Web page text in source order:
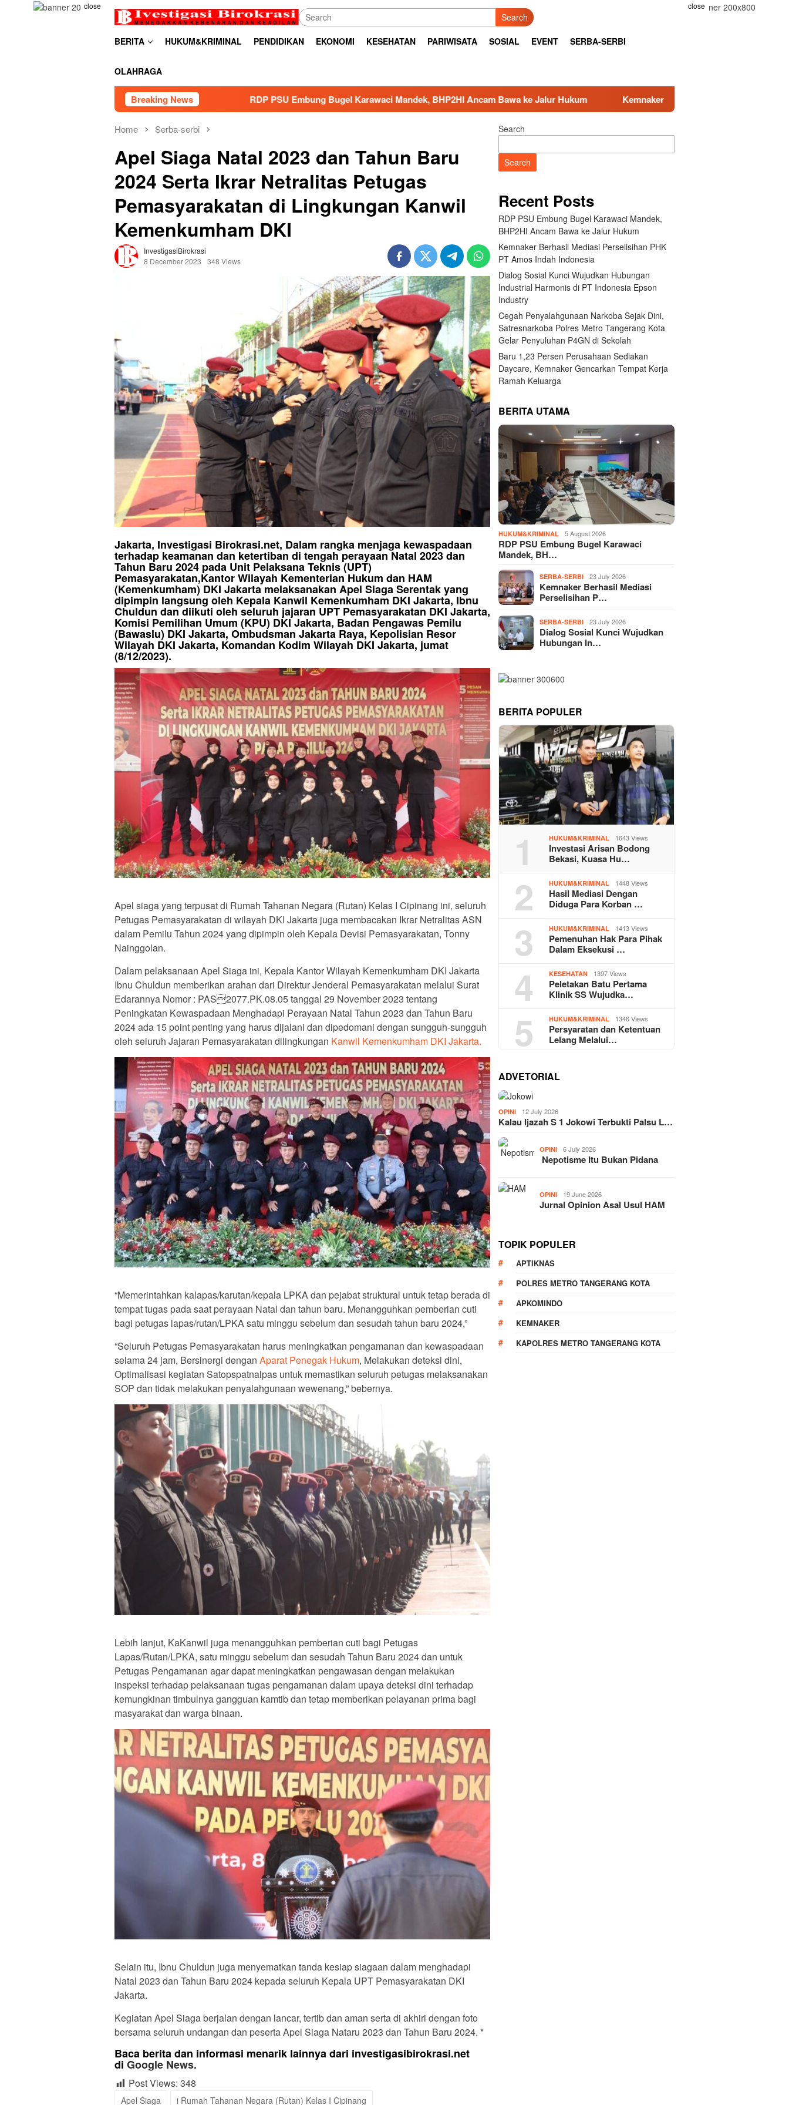
close close
Search
BERITA HUKUM&KRIMINAL PENDIDIKAN EKONOMI KESEHATAN PARIWISATA SOSIAL EVENT SERBA-SERBI
OLAHRAGA
Breaking News
RDP PSU Embung Bugel Karawaci Mandek, BHP2HI Ancam Bawa ke Jalur Hukum Kemnaker Berhasil Mediasi Perselisihan PHK PT Amos Indah
Home Serba-serbi
Apel Siaga Natal 2023 dan Tahun Baru
2024 Serta Ikrar Netralitas Petugas
Pemasyarakatan di Lingkungan Kanwil
Kemenkumham DKI
InvestigasiBirokrasi
8 December 2023
348 Views
Jakarta, Investigasi Birokrasi.net, Dalam rangka menjaga kewaspadaan
terhadap keamanan dan ketertiban di tengah perayaan Natal 2023 dan
Tahun Baru 2024 pada Unit Pelaksana Teknis (UPT)
Pemasyarakatan,Kantor Wilayah Kementerian Hukum dan HAM
(Kemenkumham) DKI Jakarta melaksanakan Apel Siaga Serentak yang
dipimpin langsung oleh Kepala Kanwil Kemenkumham DKI Jakarta, Ibnu
Chuldun dan diikuti oleh seluruh jajaran UPT Pemasyarakatan DKI Jakarta,
Komisi Pemilihan Umum (KPU) DKI Jakarta, Badan Pengawas Pemilu
(Bawaslu) DKI Jakarta, Ombudsman Jakarta Raya, Kepolisian Resor
Wilayah DKI Jakarta, Komandan Kodim Wilayah DKI Jakarta, jumat
(8/12/2023).
Apel siaga yang terpusat di Rumah Tahanan Negara (Rutan) Kelas I Cipinang ini, seluruh
Petugas Pemasyarakatan di wilayah DKI Jakarta juga membacakan Ikrar Netralitas ASN
dalam Pemilu Tahun 2024 yang dipimpin oleh Kepala Devisi Pemasyarakatan, Tonny
Nainggolan.
Dalam pelaksanaan Apel Siaga ini, Kepala Kantor Wilayah Kemenkumham DKI Jakarta
Ibnu Chuldun memberikan arahan dari Direktur Jenderal Pemasyarakatan melalui Surat
Edarannya Nomor : PAS2077.PK.08.05 tanggal 29 November 2023 tentang
Peningkatan Kewaspadaan Menghadapi Perayaan Natal Tahun 2023 dan Tahun Baru
2024 ada 15 point penting yang harus dijalani dan dipedomani dengan sungguh-sungguh
oleh seluruh Jajaran Pemasyarakatan dilingkungan Kanwil Kemenkumham DKI Jakarta.
“Memerintahkan kalapas/karutan/kepala LPKA dan pejabat struktural untuk tetap berada di
tempat tugas pada saat perayaan Natal dan tahun baru. Menangguhkan pemberian cuti
bagi petugas lapas/rutan/LPKA satu minggu sebelum dan sesudah tahun baru 2024,”
“Seluruh Petugas Pemasyarakatan harus meningkatkan pengamanan dan kewaspadaan
selama 24 jam, Bersinergi dengan Aparat Penegak Hukum, Melakukan deteksi dini,
Optimalisasi kegiatan Satopspatnalpas untuk memastikan seluruh petugas melaksanakan
SOP dan tidak melakukan penyalahgunaan wewenang,” bebernya.
Lebih lanjut, KaKanwil juga menangguhkan pemberian cuti bagi Petugas
Lapas/Rutan/LPKA, satu minggu sebelum dan sesudah Tahun Baru 2024 dan untuk
Petugas Pengamanan agar dapat meningkatkan pengawasan dengan melakukan
inspeksi terhadap pelaksanaan tugas pengamanan dalam upaya deteksi dini terhadap
kemungkinan timbulnya gangguan kamtib dan tetap memberikan pelayanan prima bagi
masyarakat dan warga binaan.
Selain itu, Ibnu Chuldun juga menyematkan tanda kesiap siagaan dalam menghadapi
Natal 2023 dan Tahun Baru 2024 kepada seluruh Kepala UPT Pemasyarakatan DKI
Jakarta.
Kegiatan Apel Siaga berjalan dengan lancar, tertib dan aman serta di akhiri dengan foto
bersama seluruh undangan dan peserta Apel Siaga Nataru 2023 dan Tahun Baru 2024. *
Baca berita dan informasi menarik lainnya dari investigasibirokrasi.net
di Google News.
Post Views: 348
Apel Siaga i Rumah Tahanan Negara (Rutan) Kelas I Cipinang
Search
Search
Recent Posts
RDP PSU Embung Bugel Karawaci Mandek,
BHP2HI Ancam Bawa ke Jalur Hukum
Kemnaker Berhasil Mediasi Perselisihan PHK
PT Amos Indah Indonesia
Dialog Sosial Kunci Wujudkan Hubungan
Industrial Harmonis di PT Indonesia Epson
Industry
Cegah Penyalahgunaan Narkoba Sejak Dini,
Satresnarkoba Polres Metro Tangerang Kota
Gelar Penyuluhan P4GN di Sekolah
Baru 1,23 Persen Perusahaan Sediakan
Daycare, Kemnaker Gencarkan Tempat Kerja
Ramah Keluarga
BERITA UTAMA
HUKUM&KRIMINAL 5 August 2026
RDP PSU Embung Bugel Karawaci
Mandek, BH…
SERBA-SERBI 23 July 2026
Kemnaker Berhasil Mediasi
Perselisihan P…
SERBA-SERBI 23 July 2026
Dialog Sosial Kunci Wujudkan
Hubungan In…
BERITA POPULER
1 HUKUM&KRIMINAL 1643 Views
Investasi Arisan Bodong
Bekasi, Kuasa Hu…
2 HUKUM&KRIMINAL 1448 Views
Hasil Mediasi Dengan
Diduga Para Korban …
3 HUKUM&KRIMINAL 1413 Views
Pemenuhan Hak Para Pihak
Dalam Eksekusi …
4 KESEHATAN 1397 Views
Peletakan Batu Pertama
Klinik SS Wujudka…
5 HUKUM&KRIMINAL 1346 Views
Persyaratan dan Ketentuan
Lelang Melalui…
ADVETORIAL
OPINI 12 July 2026
Kalau Ijazah S 1 Jokowi Terbukti Palsu L…
OPINI 6 July 2026
Nepotisme Itu Bukan Pidana
OPINI 19 June 2026
Jurnal Opinion Asal Usul HAM
TOPIK POPULER
APTIKNAS
POLRES METRO TANGERANG KOTA
APKOMINDO
KEMNAKER
KAPOLRES METRO TANGERANG KOTA